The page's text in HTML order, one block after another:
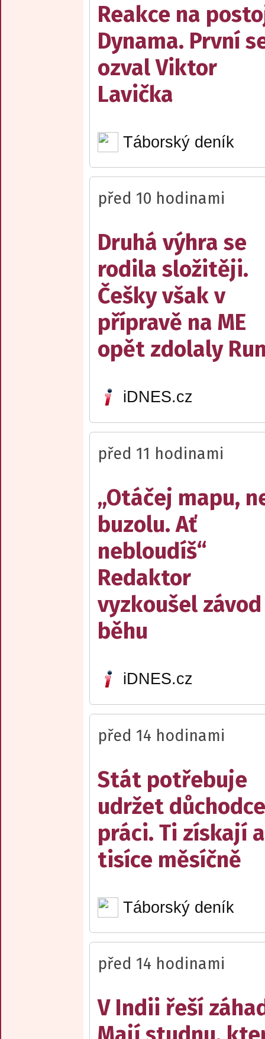
Reakce na
Dynama. První
ozval Viktor
Lavička
Táborský deník
před 10 hodinami
Druhá výhra se
rodila složitěji.
Češky však v
přípravě na ME
opět zdolaly
iDNES.cz
před 11 hodinami
„Otáčej mapu,
buzolu. Ať
nebloudíš“
Redaktor
vyzkoušel
běhu
iDNES.cz
před 14 hodinami
Stát potřebuje
udržet
práci. Ti získají
tisíce měsíčně
Táborský deník
před 14 hodinami
V Indii řeší